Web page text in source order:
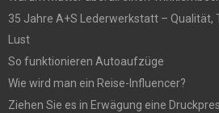
35 Jahre A+S Lederwerkstatt – Qualität,
Lust
So funktionieren Autoaufzüge
Wie wird man ein Reise-Influencer?
Ziehen Sie es in Erwägung eine